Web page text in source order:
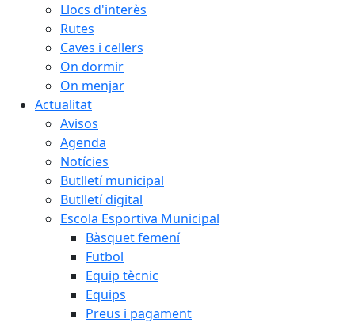
Llocs d'interès
Rutes
Caves i cellers
On dormir
On menjar
Actualitat
Avisos
Agenda
Notícies
Butlletí municipal
Butlletí digital
Escola Esportiva Municipal
Bàsquet femení
Futbol
Equip tècnic
Equips
Preus i pagament